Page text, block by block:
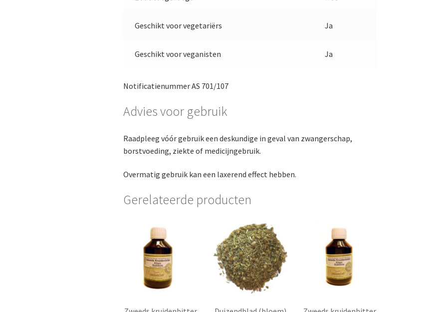
Geschikt voor vegetariërs Ja
Geschikt voor veganisten Ja
Notificatienummer AS 701/107
Advies voor gebruik
Raadpleeg vóór gebruik een deskundige in geval van zwangerschap,
borstvoeding, ziekte of medicijngebruik.
Overmatig gebruik kan een laxerend effect hebben.
Gerelateerde producten